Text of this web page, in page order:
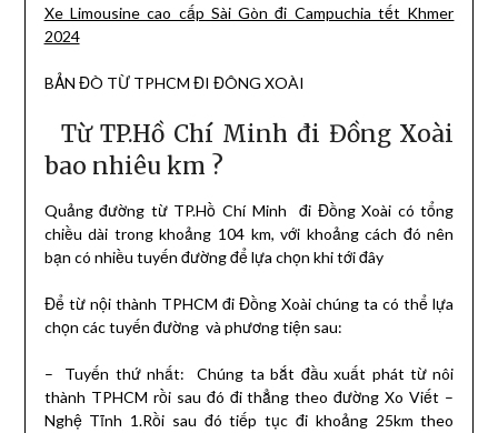
Xe Limousine cao cấp Sài Gòn đi Campuchia tết Khmer
2024
BẢN ĐÒ TỪ TPHCM ĐI ĐÔNG XOÀI
Từ TP.Hồ Chí Minh đi Đồng Xoài
bao nhiêu km ?
Quảng đường từ TP.Hồ Chí Minh đi Đồng Xoài có tổng
chiều dài trong khoảng 104 km, với khoảng cách đó nên
bạn có nhiều tuyến đường để lựa chọn khi tới đây
Để từ nội thành TPHCM đi Đồng Xoài chúng ta có thể lựa
chọn các tuyến đường và phương tiện sau:
– Tuyến thứ nhất: Chúng ta bắt đầu xuất phát từ nôi
thành TPHCM rồi sau đó đi thẳng theo đường Xo Viết –
Nghệ Tĩnh 1.Rồi sau đó tiếp tục đi khoảng 25km theo